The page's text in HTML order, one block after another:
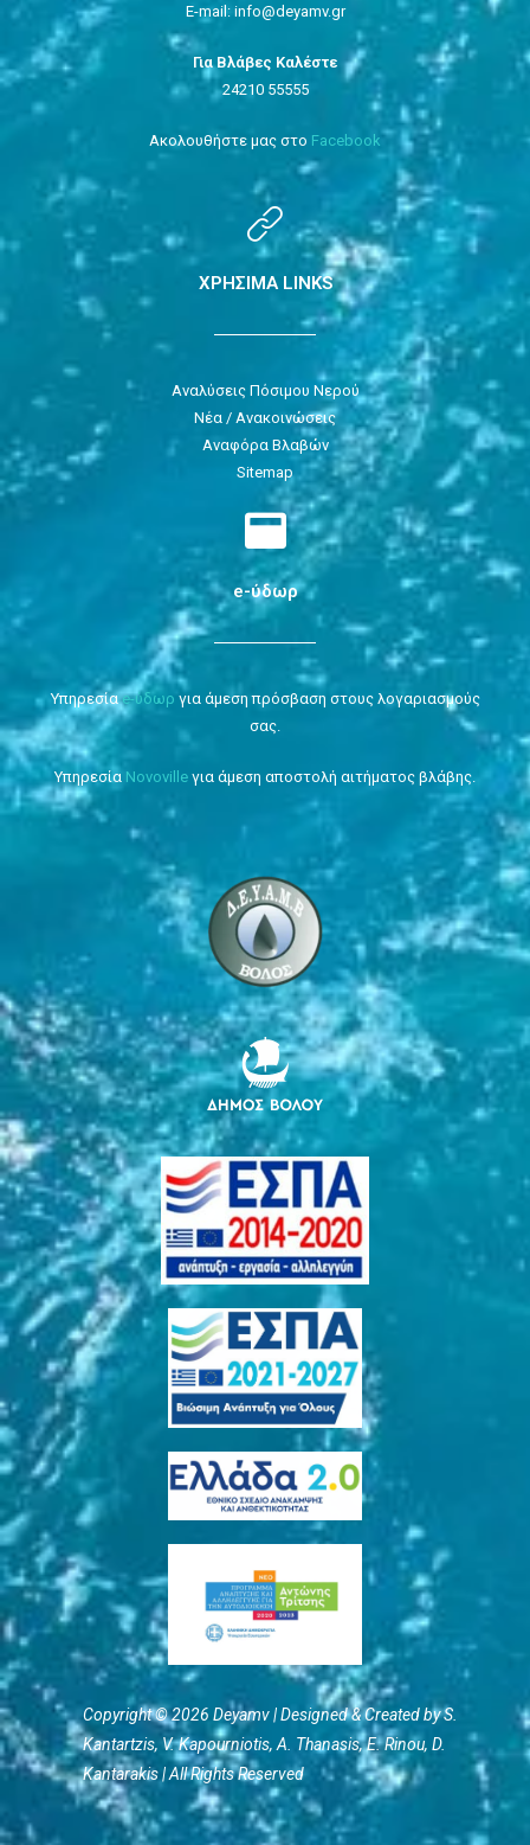
E-mail: info@deyamv.gr
Για Βλάβες Καλέστε
24210 55555
Ακολουθήστε μας στο Facebook
ΧΡΗΣΙΜΑ LINKS
Αναλύσεις Πόσιμου Νερού
Νέα / Ανακοινώσεις
Αναφόρα Βλαβών
Sitemap
e-ύδωρ
Υπηρεσίαe-ύδωρ για άμεση πρόσβαση στους λογαριασμούς
σας.
Υπηρεσία Novoville για άμεση αποστολή αιτήματος βλάβης.
Copyright © 2026 Deyamv | Designed & Created by S.
Kantartzis, V. Kapourniotis, Α. Thanasis, E. Rinou, D.
Kantarakis | All Rights Reserved